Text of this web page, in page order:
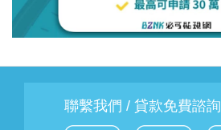
聯繫我們 / 貸款免費諮詢